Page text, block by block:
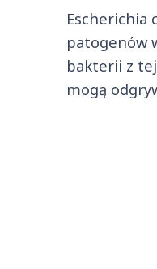
Escherichia
patogenów
bakterii z
mogą